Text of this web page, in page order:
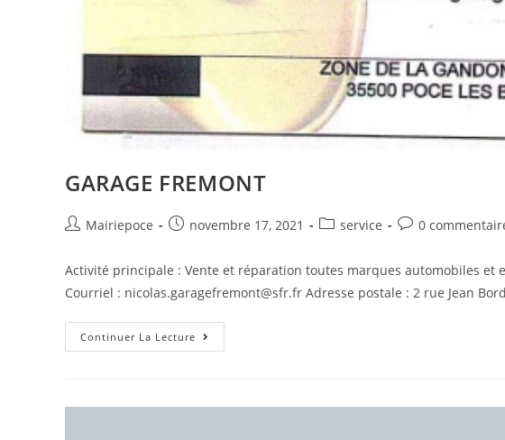
GARAGE FREMONT
Mairiepoce novembre 17, 2021 service 0
Activité principale : Vente et réparation toutes marques automobiles et
Courriel : nicolas.garagefremont@sfr.fr Adresse postale : 2 rue Jean
Continuer La Lecture